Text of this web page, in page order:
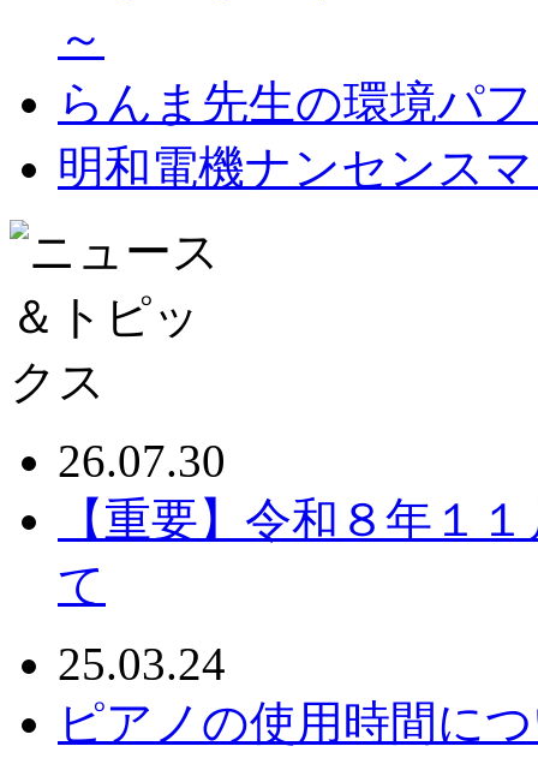
～
らんま先生の環境パ
明和電機ナンセンス
26.07.30
【重要】令和８年１
て
25.03.24
ピアノの使用時間に